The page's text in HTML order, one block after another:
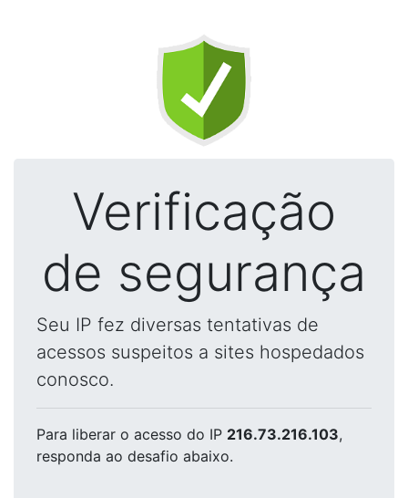
Verificação
de segurança
Seu IP fez diversas tentativas de
acessos suspeitos a sites hospedados
conosco.
Para liberar o acesso do IP 216.73.216.103,
responda ao desafio abaixo.